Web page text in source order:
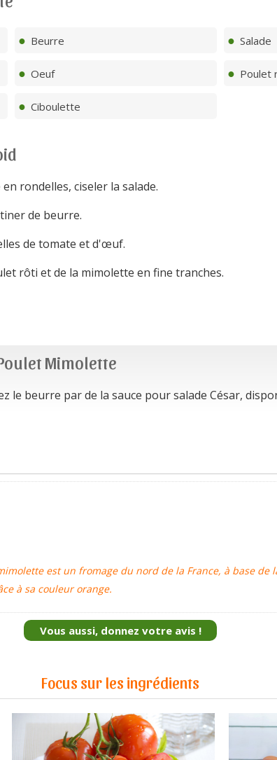
Beurre Salade
Oeuf Poulet
Ciboulette
rondelles, ciseler la salade.
de beurre.
de tomate et d'œuf.
rôti et de la mimolette en fine tranches.
Mimolette
le beurre par de la sauce pour salade César,
est un fromage du nord de la France, à base de
à sa couleur orange.
Vous aussi, donnez votre avis !
Focus sur les ingrédients